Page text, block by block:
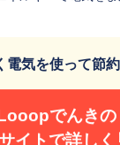
電気を使って節約
でんきの
イトで詳しく